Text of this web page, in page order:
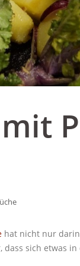
hat nicht nur darin
sich etwas